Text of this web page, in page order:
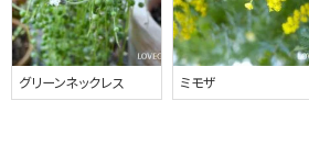
グリーンネックレス ミモザ